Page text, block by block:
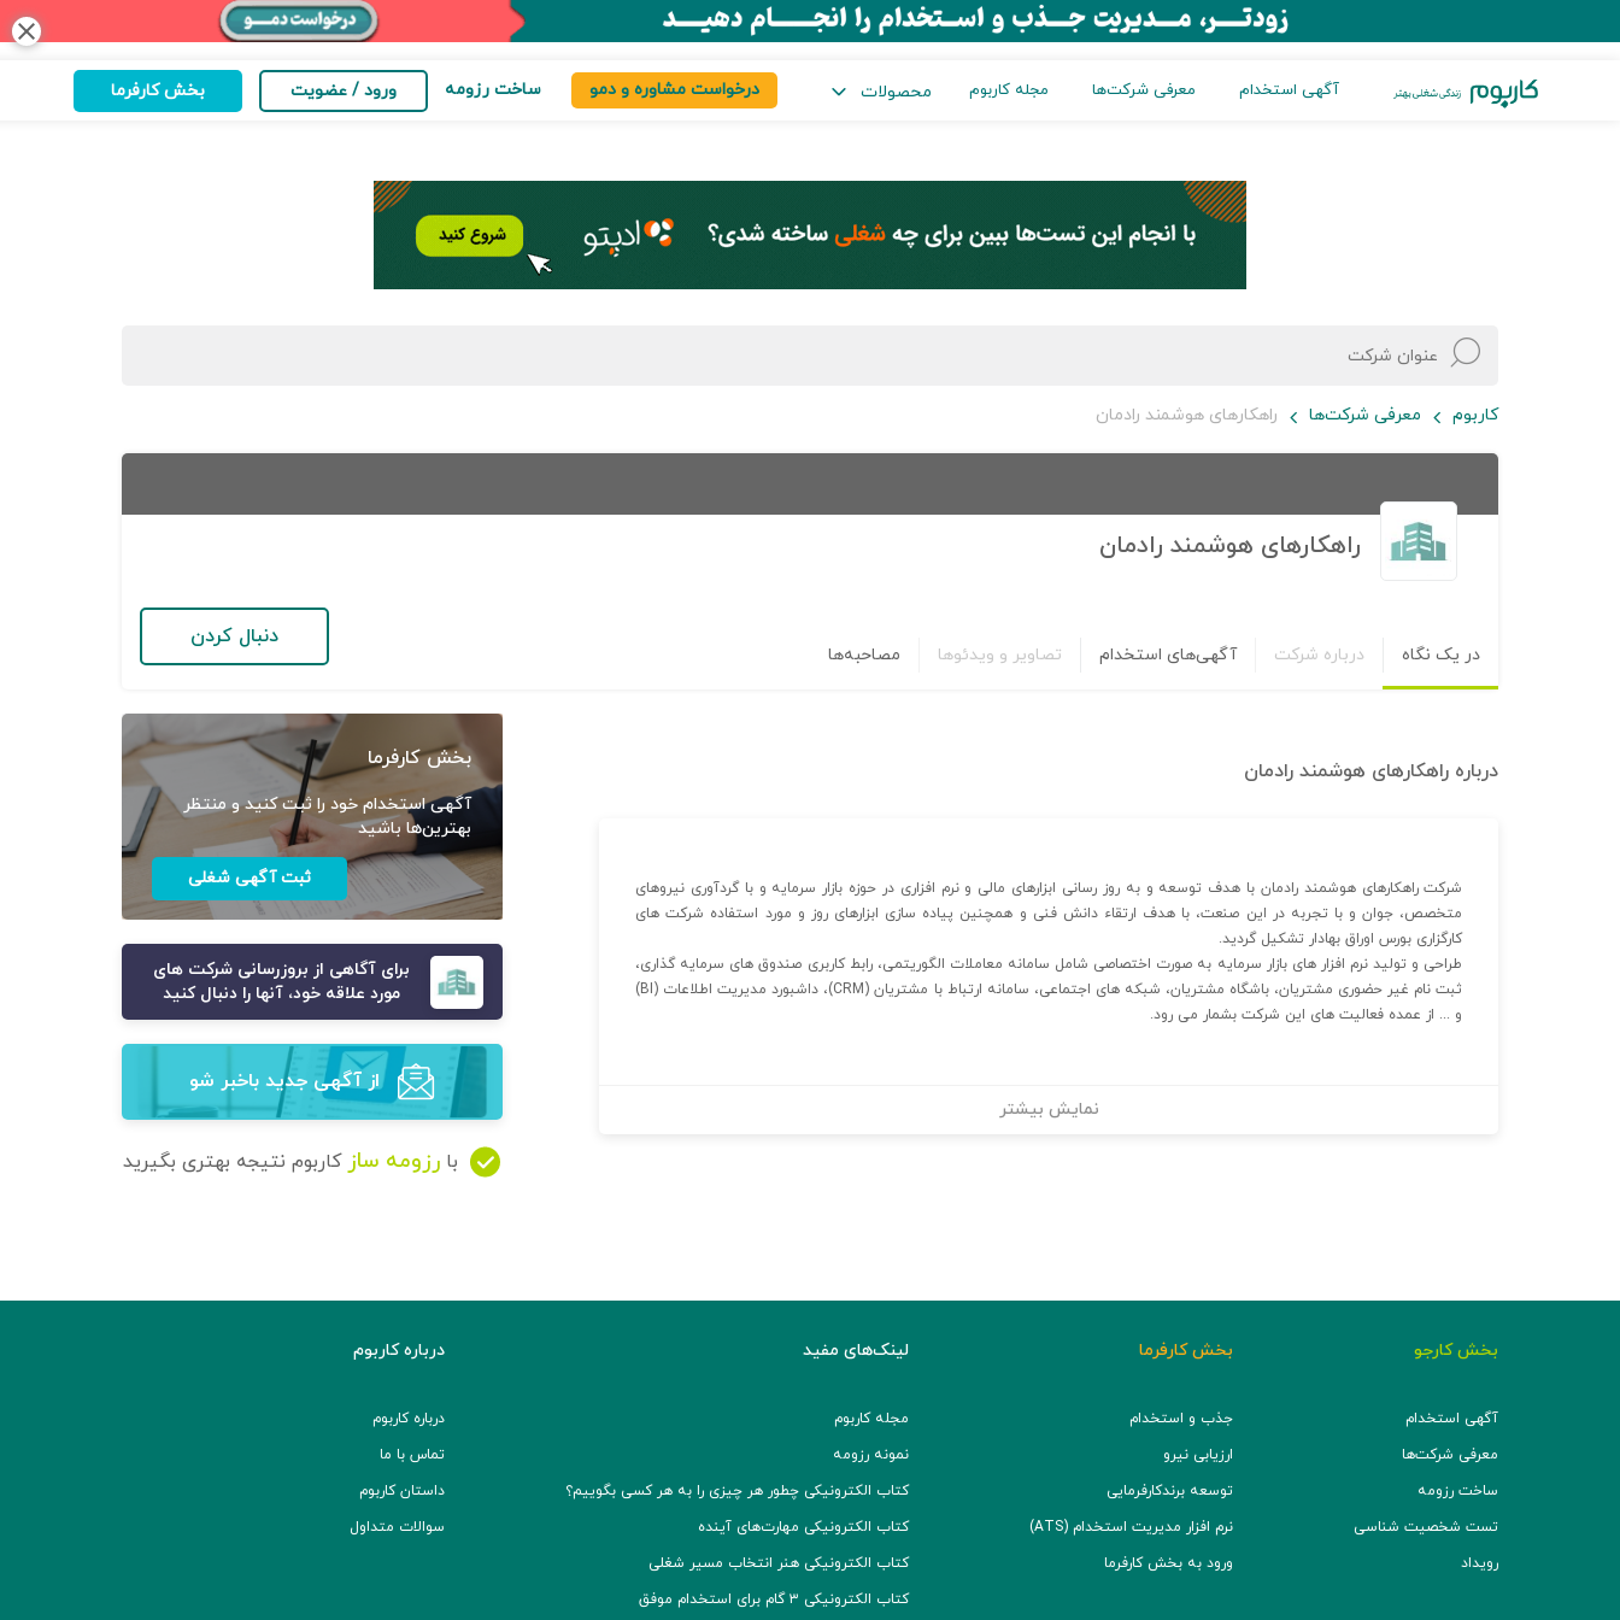
close
آگهی استخدام معرفی شرکت‌ها مجله کاربوم محصولات درخواست مشاوره و دمو ساخت رزومه ورود / عضویت بخش کارفرما
کاربوم معرفی شرکت‌ها راهکارهای هوشمند رادمان
راهکارهای هوشمند رادمان
در یک نگاه درباره شرکت آگهی‌های استخدام تصاویر و ویدئوها مصاحبه‌ها
دنبال کردن
درباره راهکارهای هوشمند رادمان
شرکت راهکارهای هوشمند رادمان با هدف توسعه و به روز رسانی ابزارهای مالی و نرم افزاری در حوزه بازار سرمایه و با گردآوری نیروهای
متخصص، جوان و با تجربه در این صنعت، با هدف ارتقاء دانش فنی و همچنین پیاده سازی ابزارهای روز و مورد استفاده شرکت های
کارگزاری بورس اوراق بهادار تشکیل گردید.
طراحی و تولید نرم افزار های بازار سرمایه به صورت اختصاصی شامل سامانه معاملات الگوریتمی، رابط کاربری صندوق های سرمایه گذاری،
ثبت نام غیر حضوری مشتریان، باشگاه مشتریان، شبکه های اجتماعی، سامانه ارتباط با مشتریان (CRM)، داشبورد مدیریت اطلاعات (BI)
و ... از عمده فعالیت های این شرکت بشمار می رود.
نمایش بیشتر
بخش کارفرما
آگهی استخدام خود را ثبت کنید و منتظر
بهترین‌ها باشید
ثبت آگهی شغلی
برای آگاهی از بروزرسانی شرکت های
مورد علاقه خود، آنها را دنبال کنید
از آگهی‌ جدید باخبر شو
با رزومه ساز کاربوم نتیجه بهتری بگیرید
بخش کارجو
آگهی استخدام
معرفی شرکت‌ها
ساخت رزومه
تست شخصیت شناسی
رویداد
بخش کارفرما
جذب و استخدام
ارزیابی نیرو
توسعه برند‌کارفرمایی
نرم افزار مدیریت استخدام (ATS)
ورود به بخش کارفرما
لینک‌های مفید
مجله کاربوم
نمونه رزومه
کتاب الکترونیکی چطور هر چیزی را به هر کسی بگوییم؟
کتاب الکترونیکی مهارت‌های آینده
کتاب الکترونیکی هنر انتخاب مسیر شغلی
کتاب الکترونیکی ۳ گام برای استخدام موفق
درباره کاربوم
درباره کاربوم
تماس با ما
داستان کاربوم
سوالات متداول